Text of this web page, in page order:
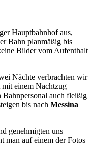
Hauptbahnhof aus,
Bahn planmäßig bis
Bilder vom Aufenthalt
Nächte verbrachten wir
mit einem Nachtzug –
Bahnpersonal auch fleißig
bis nach Messina
genehmigten uns
man auf einem der Fotos